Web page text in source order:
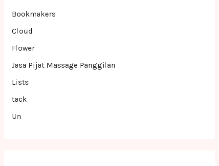
Bookmakers
Cloud
Flower
Jasa Pijat Massage Panggilan
Lists
tack
Un